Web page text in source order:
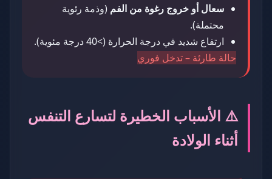
سعال أو خروج رغوة من الفم (وذمة رئوية
محتملة).
ارتفاع شديد في درجة الحرارة (>40 درجة مئوية).
حالة طارئة – تدخل فوري
⚠️ الأسباب الخطيرة لتسارع التنفس
أثناء الولادة